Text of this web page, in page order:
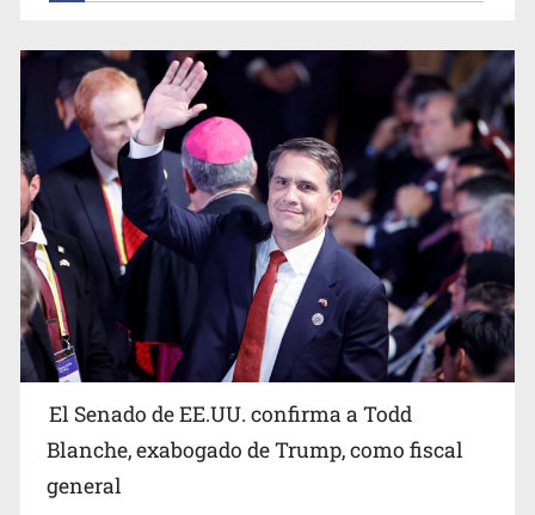
El Senado de EE.UU. confirma a Todd
Blanche, exabogado de Trump, como fiscal
general